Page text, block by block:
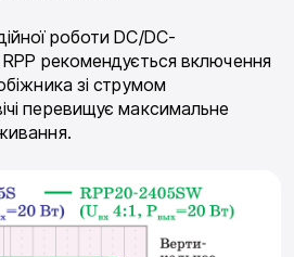
роботи DC/DC-
RPP рекомендується включення
зі струмом
перевищує максимальне